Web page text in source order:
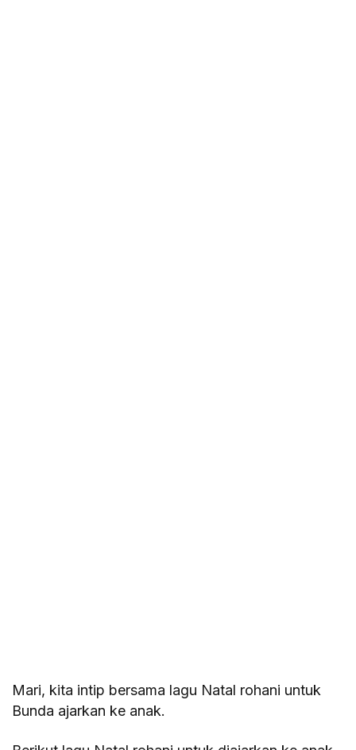
Mari, kita intip bersama lagu Natal rohani untuk
Bunda ajarkan ke anak.